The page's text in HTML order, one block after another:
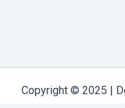
Copyright © 2025 |